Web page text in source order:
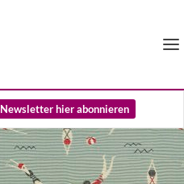
Newsletter hier abonnieren